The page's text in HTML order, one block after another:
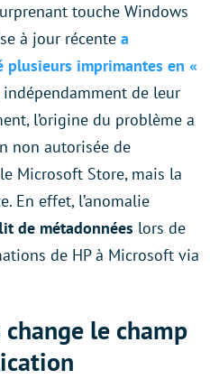
touche Windows
à jour récente a
plusieurs imprimantes en «
indépendamment de leur
l’origine du problème a
non autorisée de
Microsoft Store, mais la
En effet, l’anomalie
de métadonnées lors de
de HP à Microsoft via
change le champ